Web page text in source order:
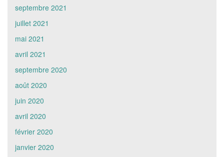
septembre 2021
juillet 2021
mai 2021
avril 2021
septembre 2020
août 2020
juin 2020
avril 2020
février 2020
janvier 2020